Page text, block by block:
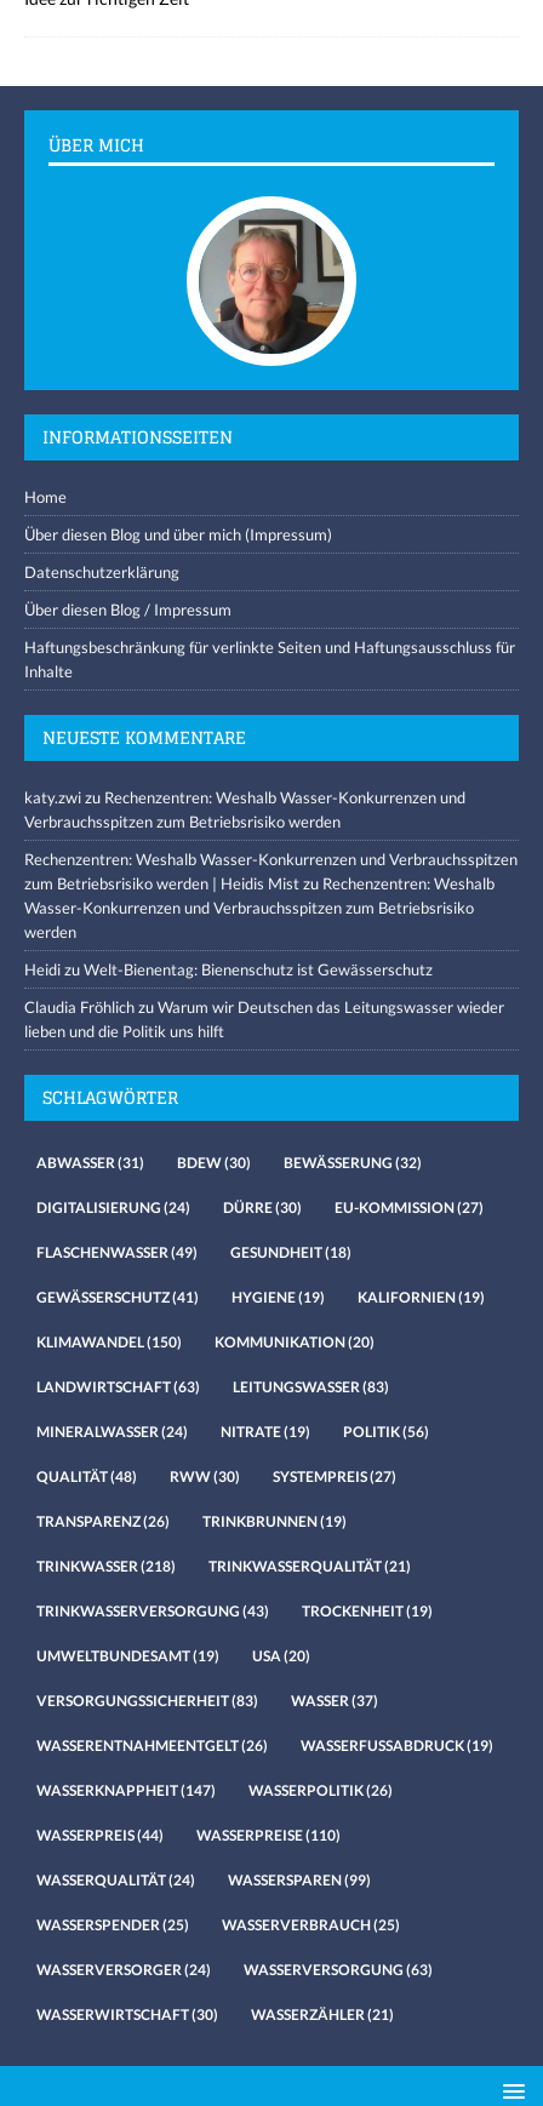
ÜBER MICH
INFORMATIONSSEITEN
Home
Über diesen Blog und über mich (Impressum)
Datenschutzerklärung
Über diesen Blog / Impressum
Haftungsbeschränkung für verlinkte Seiten und Haftungsausschluss für
Inhalte
NEUESTE KOMMENTARE
katy.zwizu Rechenzentren: Weshalb Wasser-Konkurrenzen und
Verbrauchsspitzen zum Betriebsrisiko werden
Rechenzentren: Weshalb Wasser-Konkurrenzen und Verbrauchsspitzen
zum Betriebsrisiko werden | Heidis Mistzu Rechenzentren: Weshalb
Wasser-Konkurrenzen und Verbrauchsspitzen zum Betriebsrisiko
werden
HeidizuWelt-Bienentag: Bienenschutz ist Gewässerschutz
Claudia FröhlichzuWarum wir Deutschen das Leitungswasser wieder
lieben und die Politik uns hilft
SCHLAGWÖRTER
ABWASSER (31) BDEW(30) BEWÄSSERUNG (32)
DIGITALISIERUNG (24) DÜRRE(30) EU-KOMMISSION(27)
FLASCHENWASSER (49) GESUNDHEIT(18)
GEWÄSSERSCHUTZ(41) HYGIENE(19) KALIFORNIEN(19)
KLIMAWANDEL(150) KOMMUNIKATION(20)
LANDWIRTSCHAFT(63) LEITUNGSWASSER (83)
MINERALWASSER (24) NITRATE(19) POLITIK(56)
QUALITÄT(48) RWW(30) SYSTEMPREIS(27)
TRANSPARENZ(26) TRINKBRUNNEN(19)
TRINKWASSER (218) TRINKWASSERQUALITÄT(21)
TRINKWASSERVERSORGUNG (43) TROCKENHEIT(19)
UMWELTBUNDESAMT(19) USA (20)
VERSORGUNGSSICHERHEIT(83) WASSER (37)
WASSERENTNAHMEENTGELT(26) WASSERFUSSABDRUCK(19)
WASSERKNAPPHEIT(147) WASSERPOLITIK(26)
WASSERPREIS(44) WASSERPREISE(110)
WASSERQUALITÄT(24) WASSERSPAREN(99)
WASSERSPENDER (25) WASSERVERBRAUCH(25)
WASSERVERSORGER (24) WASSERVERSORGUNG (63)
WASSERWIRTSCHAFT(30) WASSERZÄHLER (21)